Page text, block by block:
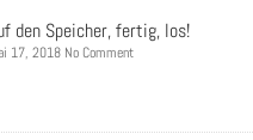
den Speicher, fertig, los!
17, 2018 No Comment